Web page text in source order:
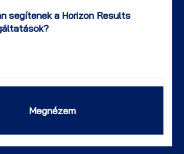
segítenek a Horizon Results
Megnézem